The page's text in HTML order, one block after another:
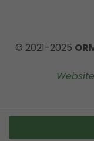
© 2021-2025